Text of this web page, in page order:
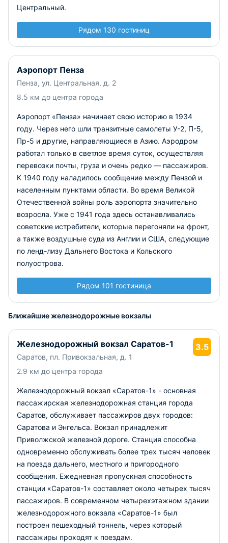
Центральный.
Рядом 130 гостиниц
Аэропорт Пенза
Пенза, ул. Центральная, д. 2
8.5 км до центра города
Аэропорт «Пенза» начинает свою историю в 1934
году. Через него шли транзитные самолеты У-2, П-5,
Пр-5 и другие, направляющиеся в Азию. Аэродром
работал только в светлое время суток, осуществляя
перевозки почты, груза и очень редко — пассажиров.
К 1940 году наладилось сообщение между Пензой и
населенным пунктами области. Во время Великой
Отечественной войны роль аэропорта значительно
возросла. Уже с 1941 года здесь останавливались
советские истребители, которые перегоняли на фронт,
а также воздушные суда из Англии и США, следующие
по ленд-лизу Дальнего Востока и Кольского
полуострова.
Рядом 101 гостиница
Ближайшие железнодорожные вокзалы
Железнодорожный вокзал Саратов-1
Саратов, пл. Привокзальная, д. 1
2.9 км до центра города
3.5
Железнодорожный вокзал «Саратов-1» - основная
пассажирская железнодорожная станция города
Саратов, обслуживает пассажиров двух городов:
Саратова и Энгельса. Вокзал принадлежит
Приволжской железной дороге. Станция способна
одновременно обслуживать более трех тысяч человек
на поезда дальнего, местного и пригородного
сообщения. Ежедневная пропускная способность
станции «Саратов-1» составляет около четырех тысяч
пассажиров. В современном четырехэтажном здании
железнодорожного вокзала «Саратов-1» был
построен пешеходный тоннель, через который
пассажиры проходят к поездам.